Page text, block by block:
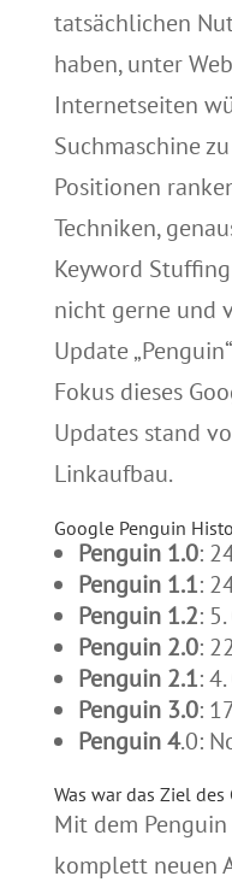
tatsächlichen
haben, unter
Internetseiten
Suchmaschine
Positionen
Techniken,
Keyword
nicht gerne und
Update
Fokus dieses
Updates stand
Linkaufbau.
Google Penguin
Penguin 1.0:
Penguin 1.1:
Penguin 1.2:
Penguin 2.0:
Penguin 2.1:
Penguin 3.0:
Penguin 4.0:
Was war das Ziel des
Mit dem
komplett neuen